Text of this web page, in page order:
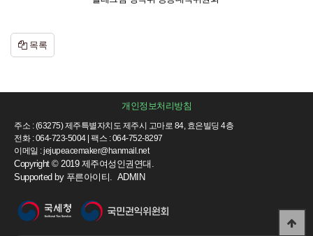
목록
개인정보처리방침
주소 : (63275) 제주특별자치도 제주시 고마로 84, 효은빌딩 4층
전화 : 064-723-5004 | 팩스 : 064-752-8297
이메일 : jejupeacemaker@hanmail.net
Copyright © 2019 제주여성인권연대.
Supported by 푸른아이티. ADMIN